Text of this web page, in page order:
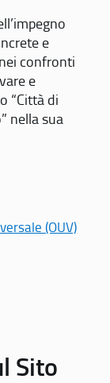
e
confronti
e
“Città di
nella sua
(OUV)
Sito